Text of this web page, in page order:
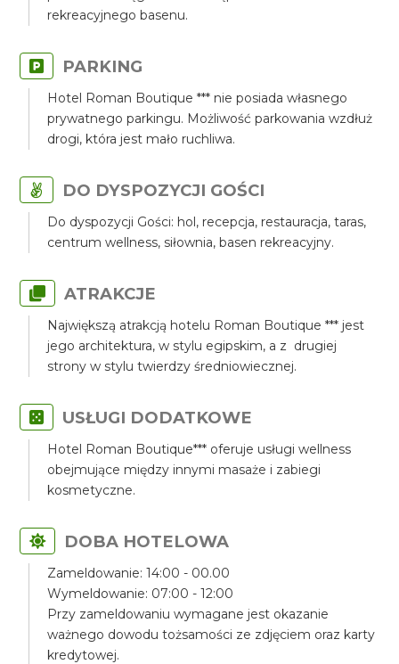
rekreacyjnego basenu.
PARKING
Hotel Roman Boutique *** nie posiada własnego
prywatnego parkingu. Możliwość parkowania wzdłuż
drogi, która jest mało ruchliwa.
DO DYSPOZYCJI GOŚCI
Do dyspozycji Gości: hol, recepcja, restauracja, taras,
centrum wellness, siłownia, basen rekreacyjny.
ATRAKCJE
Największą atrakcją hotelu Roman Boutique *** jest
jego architektura, w stylu egipskim, a z drugiej
strony w stylu twierdzy średniowiecznej.
USŁUGI DODATKOWE
Hotel Roman Boutique*** oferuje usługi wellness
obejmujące między innymi masaże i zabiegi
kosmetyczne.
DOBA HOTELOWA
Zameldowanie: 14:00 - 00.00
Wymeldowanie: 07:00 - 12:00
Przy zameldowaniu wymagane jest okazanie
ważnego dowodu tożsamości ze zdjęciem oraz karty
kredytowej.